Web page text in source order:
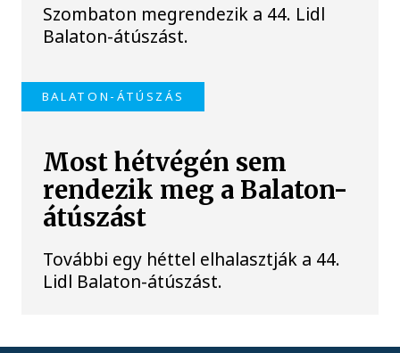
Szombaton megrendezik a 44. Lidl
Balaton-átúszást.
BALATON-ÁTÚSZÁS
Most hétvégén sem
rendezik meg a Balaton-
átúszást
További egy héttel elhalasztják a 44.
Lidl Balaton-átúszást.